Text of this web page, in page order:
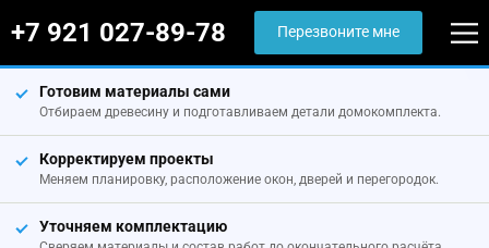
+7 921 027-89-78 Перезвоните мне
Готовим материалы сами
Отбираем древесину и подготавливаем детали домокомплекта.
Корректируем проекты
Меняем планировку, расположение окон, дверей и перегородок.
Уточняем комплектацию